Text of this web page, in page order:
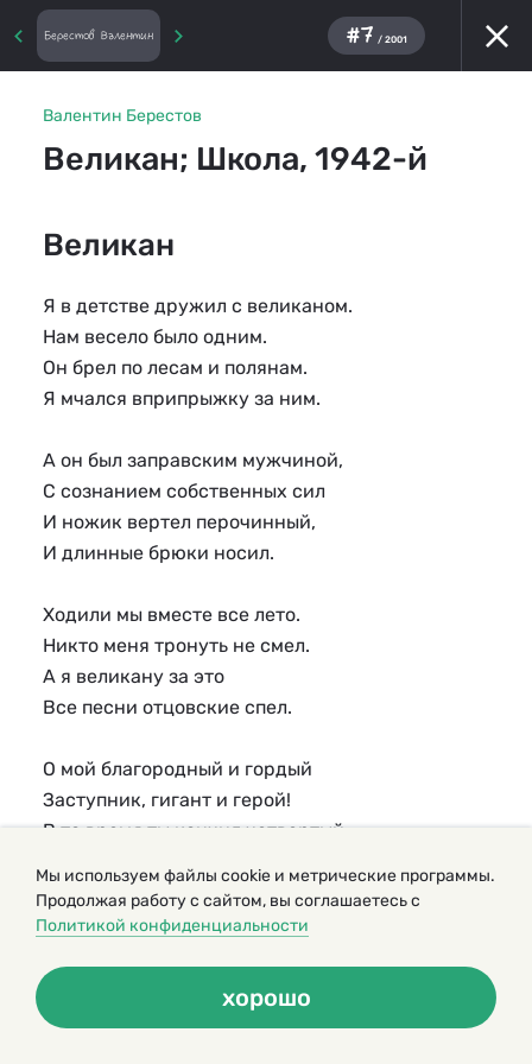
Берестов Валентин #7 / 2001
Валентин Берестов
Великан; Школа, 1942-й
Великан
Я в детстве дружил с великаном.
Нам весело было одним.
Он брел по лесам и полянам.
Я мчался вприпрыжку за ним.
А он был заправским мужчиной,
С сознанием собственных сил
И ножик вертел перочинный,
И длинные брюки носил.
Ходили мы вместе все лето.
Никто меня тронуть не смел.
А я великану за это
Все песни отцовские спел.
О мой благородный и гордый
Заступник, гигант и герой!
В то время ты кончил четвертый,
Сравняются ростом ребята
Я вырос. Я кончил девятый,
Когда ты погиб на войне.
Мы используем файлы cookie и метрические программы.
Продолжая работу с сайтом, вы соглашаетесь с
Политикой конфиденциальности
хорошо